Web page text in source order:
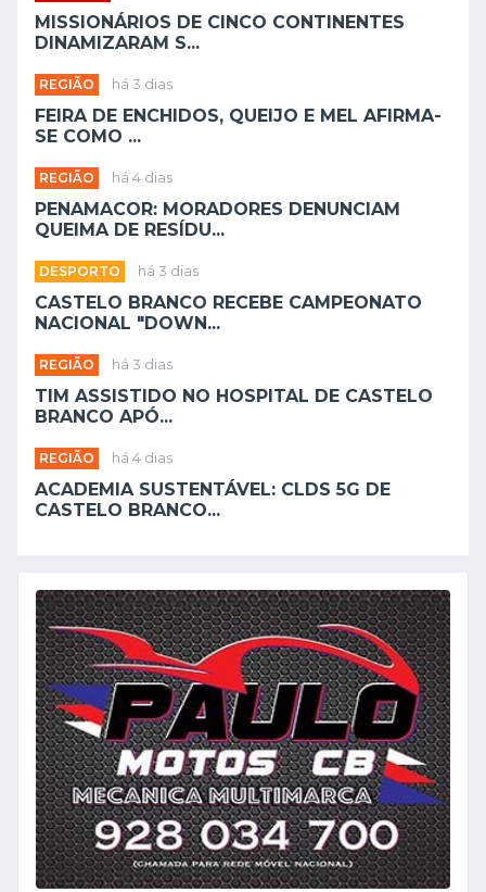
MISSIONÁRIOS DE CINCO CONTINENTES
DINAMIZARAM S...
REGIÃO há 3 dias
FEIRA DE ENCHIDOS, QUEIJO E MEL AFIRMA-
SE COMO ...
REGIÃO há 4 dias
PENAMACOR: MORADORES DENUNCIAM
QUEIMA DE RESÍDU...
DESPORTO há 3 dias
CASTELO BRANCO RECEBE CAMPEONATO
NACIONAL "DOWN...
REGIÃO há 3 dias
TIM ASSISTIDO NO HOSPITAL DE CASTELO
BRANCO APÓ...
REGIÃO há 4 dias
ACADEMIA SUSTENTÁVEL: CLDS 5G DE
CASTELO BRANCO...